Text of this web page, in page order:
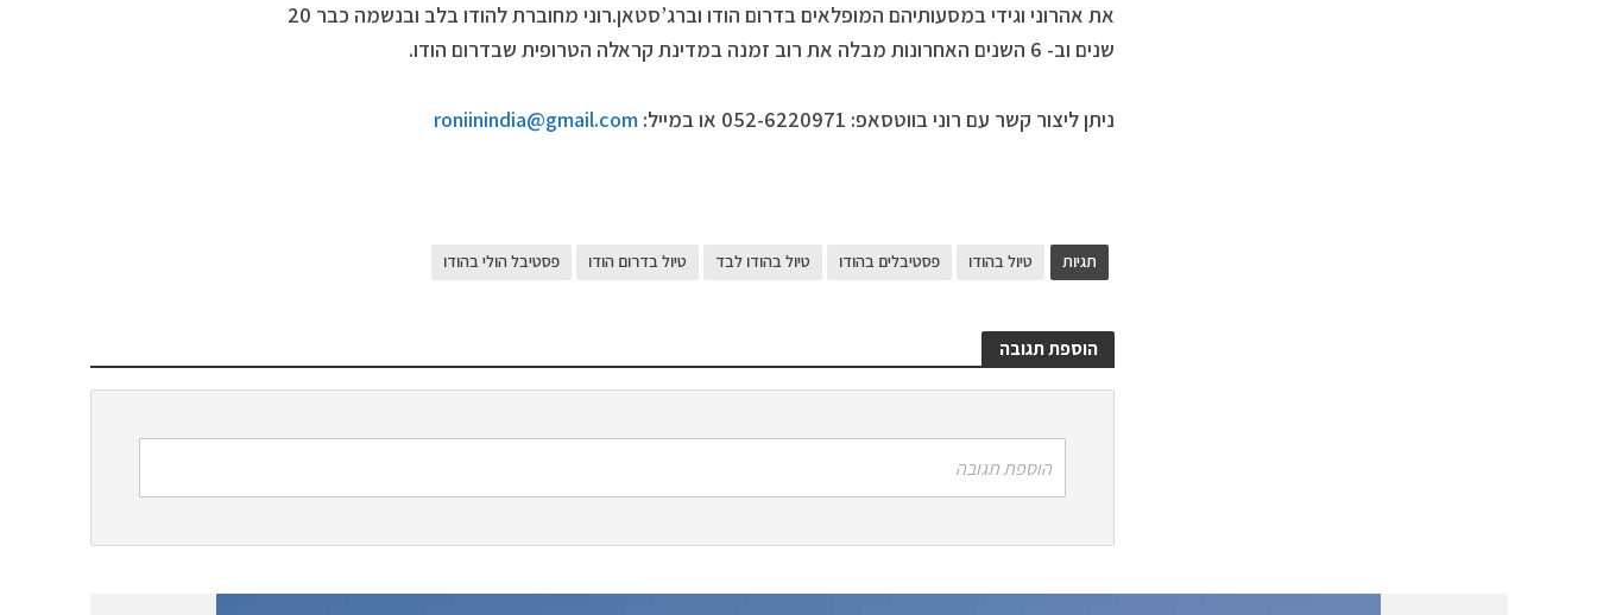
את אהרוני וגידי במסעותיהם המופלאים בדרום הודו וברג’סטאן.רוני מחוברת להודו בלב ובנשמה כבר 20
שנים וב- 6 השנים האחרונות מבלה את רוב זמנה במדינת קראלה הטרופית שבדרום הודו.
ניתן ליצור קשר עם רוני בווטסאפ: 052-6220971 או במייל: roniinindia@gmail.com
תגיות טיול בהודו פסטיבלים בהודו טיול בהודו לבד טיול בדרום הודו פסטיבל הולי בהודו
הוספת תגובה
הוספת תגובה